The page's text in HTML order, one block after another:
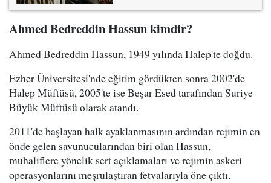
Ahmed Bedreddin Hassun kimdir?
Ahmed Bedreddin Hassun, 1949 yılında Halep'te doğdu.
Ezher Üniversitesi'nde eğitim gördükten sonra 2002'de
Halep Müftüsü, 2005'te ise Beşar Esed tarafından Suriye
Büyük Müftüsü olarak atandı.
2011'de başlayan halk ayaklanmasının ardından rejimin en
önde gelen savunucularından biri olan Hassun,
muhaliflere yönelik sert açıklamaları ve rejimin askeri
operasyonlarını meşrulaştıran fetvalarıyla öne çıktı.